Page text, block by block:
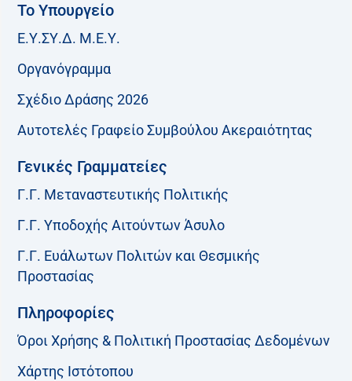
Το Υπουργείο
Ε.Υ.ΣΥ.Δ. Μ.Ε.Υ.
Οργανόγραμμα
Σχέδιο Δράσης 2026
Αυτοτελές Γραφείο Συμβούλου Ακεραιότητας
Γενικές Γραμματείες
Γ.Γ. Μεταναστευτικής Πολιτικής
Γ.Γ. Υποδοχής Αιτούντων Άσυλο
Γ.Γ. Ευάλωτων Πολιτών και Θεσμικής
Προστασίας
Πληροφορίες
Όροι Χρήσης & Πολιτική Προστασίας Δεδομένων
Χάρτης Ιστότοπου